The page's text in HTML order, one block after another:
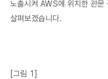
노출시켜 AWS에 위치한 관문
살펴보겠습니다.
[그림 1]